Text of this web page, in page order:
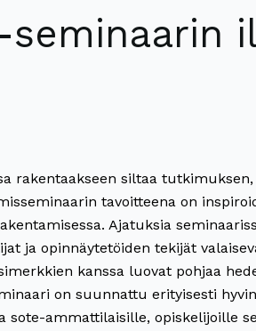
seminaarin
rakentaakseen siltaa
tavoitteena on
Ajatuksia
ja opinnäytetöiden tekijät
kanssa luovat pohjaa
on suunnattu erityisesti
ammattilaisille, opiskelijoille